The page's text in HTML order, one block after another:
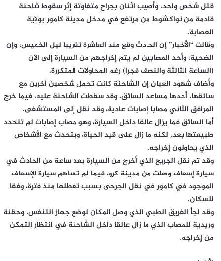
قتل شخص واحد، وأصيب اثنان بجراح متفاوتة إثر سقوط شاحنة
قادمة من نواكشوط من مرتفع في مدخل مدينة كامور بولاية
العصابة.
وقالت “الأخبار” إن الحادث وقع منذ العاشرة تقريبا ليل الخميس، وإن
الضحية، وأحد المصابين لم يتم إخراجهم من السيارة إلى الآن
(الساعة الثالثة والنصف فجرا) رغم المحاولات المتكررة.
وأضاف شهود العيان إن الشاحنة كانت تحمل شخصين آخرين مع
سائقها، أحدها مساعد السائق، وقد سقطت الشاحنة عليه، فيما خرج
المرافق الثاني مصابا إصابات عادية، وقد نقل إلى المستشفى.
أما السائق فما يزال عالقا داخل السيارة، وهو مصاب إصابات لم تتحدد
طبيعتها بعد، لكنه ما زال على قيد الحياة، ويتحدث مع الأشخاص
الذي يحاولون إخراجه.
وقد تم نقل الجريح الذي أخرج من السيارة بعد ساعة من الحادث في
سيارة إسعاف وصلت من مدينة كرو، فيما لم تساهم سيارة الإسعاف
الموجود في كامور في نقل الجرحى بسبب تعطلها منذ فترة، وفقا
للسكان.
وقد لجأ الفريق الطبي الذي وصل المكان لوضع جهاز التنفس، وحقنة
وريدية للمصاب الذي ما زال عالقا داخل الشاحنة في انتظار التمكن
من إخراجه.